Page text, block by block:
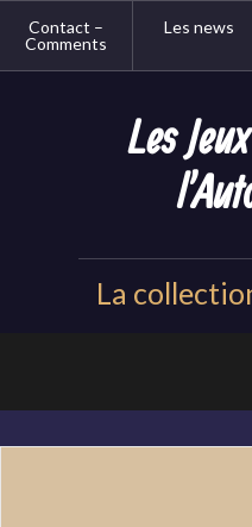
Contact –
Comments
Les news
Les
La